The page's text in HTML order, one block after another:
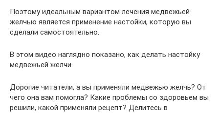
Поэтому идеальным вариантом лечения медвежьей
желчью является применение настойки, которую вы
сделали самостоятельно.
В этом видео наглядно показано, как делать настойку
медвежьей желчи.
Дорогие читатели, а вы применяли медвежью желчь? От
чего она вам помогла? Какие проблемы со здоровьем вы
решили, какой применяли рецепт? Делитесь в